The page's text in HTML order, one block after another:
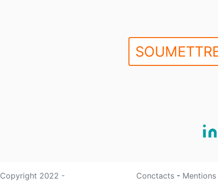
Copyright 2022 -
Conctacts -